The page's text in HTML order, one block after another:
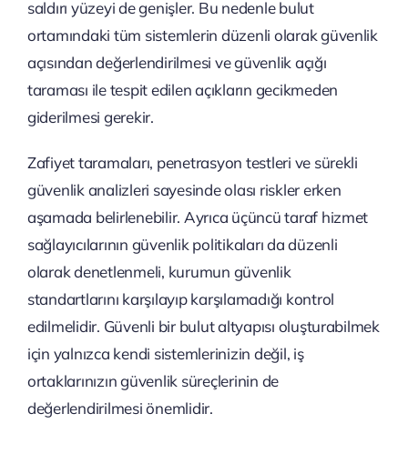
saldırı yüzeyi de genişler. Bu nedenle bulut
ortamındaki tüm sistemlerin düzenli olarak güvenlik
açısından değerlendirilmesi ve güvenlik açığı
taraması ile tespit edilen açıkların gecikmeden
giderilmesi gerekir.
Zafiyet taramaları, penetrasyon testleri ve sürekli
güvenlik analizleri sayesinde olası riskler erken
aşamada belirlenebilir. Ayrıca üçüncü taraf hizmet
sağlayıcılarının güvenlik politikaları da düzenli
olarak denetlenmeli, kurumun güvenlik
standartlarını karşılayıp karşılamadığı kontrol
edilmelidir. Güvenli bir bulut altyapısı oluşturabilmek
için yalnızca kendi sistemlerinizin değil, iş
ortaklarınızın güvenlik süreçlerinin de
değerlendirilmesi önemlidir.